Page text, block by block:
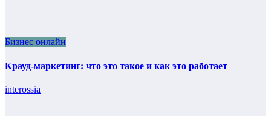
Бизнес онлайн
Крауд-маркетинг: что это такое и как это работает
interossia